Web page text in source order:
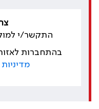
התקשר/י
בהתחברות